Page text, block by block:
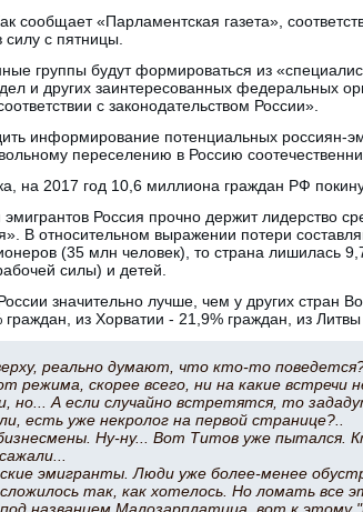
сообщает «Парламентская газета»,
с пятницы.
группы будут формироваться из
и других заинтересованных федеральных
с законодательством России».
информирование потенциальных россиян-
переселению в Россию
на 2017 год 10,6 миллиона граждан РФ
Россия прочно держит лидерство
В относительном выражении потери
(35 млн человек), то страна лишилась
силы) и детей.
значительно лучше, чем у других стран
из Хорватии - 21,9% граждан, из
реально думают, что кто-то
режима, скорее всего, ни на какие встречи
но... А если случайно встретятся, то
есть уже некролог на первой странице?..
Ну-ну... Вот Титов уже пытался.
эмигранты. Люди уже более-менее
так, как хотелось. Но ломать
названием Малозарплатица, вот к